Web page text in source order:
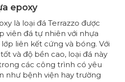
epoxy
là loại đá Terrazzo được
viên đá tự nhiên với nhựa
liên kết cứng và bóng. Với
và độ bền cao, loại đá này
các công trình có yêu
như bệnh viện hay trường